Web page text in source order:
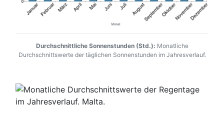
Durchschnittliche Sonnenstunden (Std.): Monatliche
Durchschnittswerte der täglichen Sonnenstunden im Jahresverlauf.